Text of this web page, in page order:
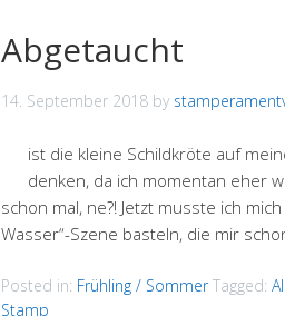
Abgetaucht
14. September 2018 by
ist die kleine Schildkröte auf
denken, da ich momentan eher
schon mal, ne?! Jetzt musste ich
Wasser“-Szene basteln, die mir
Posted in: Frühling / Sommer Tagged:
Stamp